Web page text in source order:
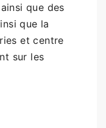
que des
que la
et centre
sur les